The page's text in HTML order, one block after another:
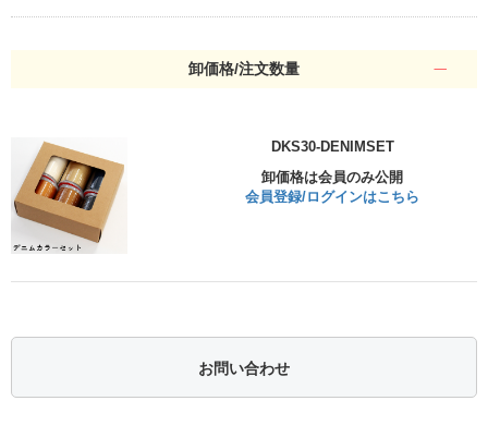
卸価格/注文数量
DKS30-DENIMSET
卸価格は会員のみ公開
会員登録/ログインはこちら
お問い合わせ